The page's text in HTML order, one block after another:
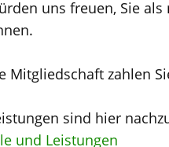
uns freuen, Sie
Mitgliedschaft zahlen
sind hier
und Leistungen